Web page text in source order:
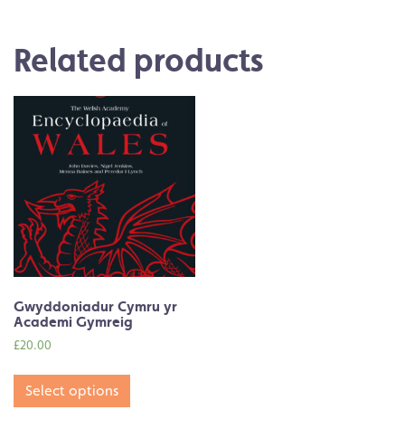
Related products
Gwyddoniadur Cymru yr
Academi Gymreig
£20.00
Select options